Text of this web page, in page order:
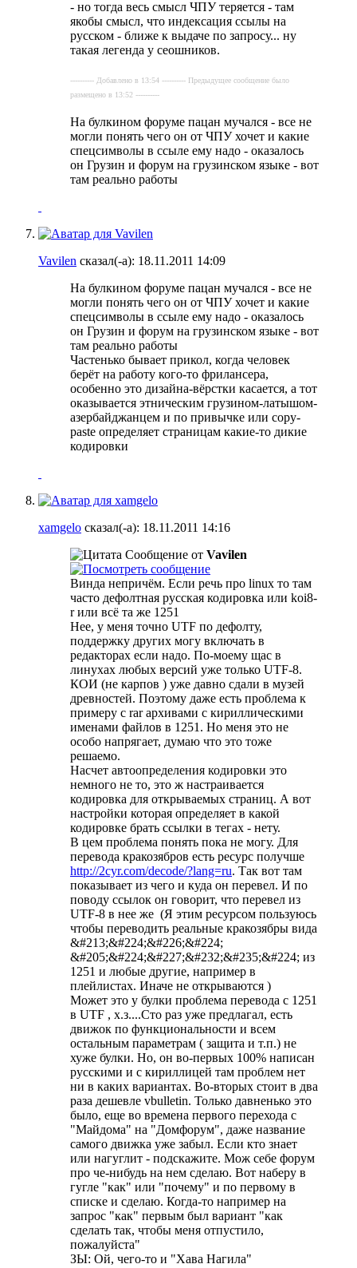
- но тогда весь смысл ЧПУ теряется - там
якобы смысл, что индексация ссылы на
русском - ближе к выдаче по запросу... ну
такая легенда у сеошников.
---------- Добавлено в 13:54 ---------- Предыдущее сообщение было
размещено в 13:52 ----------
На булкином форуме пацан мучался - все не
могли понять чего он от ЧПУ хочет и какие
спецсимволы в ссыле ему надо - оказалось
он Грузин и форум на грузинском языке - вот
там реально работы
Vavilen сказал(-а): 18.11.2011 14:09
На булкином форуме пацан мучался - все не
могли понять чего он от ЧПУ хочет и какие
спецсимволы в ссыле ему надо - оказалось
он Грузин и форум на грузинском языке - вот
там реально работы
Частенько бывает прикол, когда человек
берёт на работу кого-то фрилансера,
особенно это дизайна-вёрстки касается, а тот
оказывается этническим грузином-латышом-
азербайджанцем и по привычке или copy-
paste определяет страницам какие-то дикие
кодировки
xamgelo сказал(-а): 18.11.2011 14:16
Сообщение от Vavilen
Винда непричём. Если речь про linux то там
часто дефолтная русская кодировка или koi8-
r или всё та же 1251
Нее, у меня точно UTF по дефолту,
поддержку других могу включать в
редакторах если надо. По-моему щас в
линухах любых версий уже только UTF-8.
КОИ (не карпов ) уже давно сдали в музей
древностей. Поэтому даже есть проблема к
примеру с rar архивами с кириллическими
именами файлов в 1251. Но меня это не
особо напрягает, думаю что это тоже
решаемо.
Насчет автоопределения кодировки это
немного не то, это ж настраивается
кодировка для открываемых страниц. А вот
настройки которая определяет в какой
кодировке брать ссылки в тегах - нету.
В цем проблема понять пока не могу. Для
перевода кракозябров есть ресурс получше
http://2cyr.com/decode/?lang=ru. Так вот там
показывает из чего и куда он перевел. И по
поводу ссылок он говорит, что перевел из
UTF-8 в нее же (Я этим ресурсом пользуюсь
чтобы переводить реальные кракозябры вида
&#213;&#224;&#226;&#224;
&#205;&#224;&#227;&#232;&#235;&#224; из
1251 и любые другие, например в
плейлистах. Иначе не открываются )
Может это у булки проблема перевода с 1251
в UTF , х.з....Сто раз уже предлагал, есть
движок по функциональности и всем
остальным параметрам ( защита и т.п.) не
хуже булки. Но, он во-первых 100% написан
русскими и с кириллицей там проблем нет
ни в каких вариантах. Во-вторых стоит в два
раза дешевле vbulletin. Только давненько это
было, еще во времена первого перехода с
"Майдома" на "Домфорум", даже название
самого движка уже забыл. Если кто знает
или нагуглит - подскажите. Мож себе форум
про че-нибудь на нем сделаю. Вот наберу в
гугле "как" или "почему" и по первому в
списке и сделаю. Когда-то например на
запрос "как" первым был вариант "как
сделать так, чтобы меня отпустило,
пожалуйста"
ЗЫ: Ой, чего-то и "Хава Нагила"